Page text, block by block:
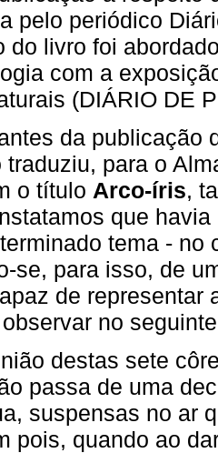
pelo periódico
do livro foi
com a
(DIÁRIO DE
da publicação
traduziu, para o
o título Arco-íris,
que
tema - no
se, para isso, de
de representar
no
destas sete
passa de uma
suspensas no ar
pois, quando ao